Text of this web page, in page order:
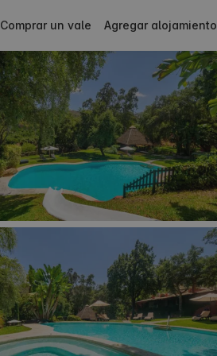
Comprar un vale Agregar alojamiento